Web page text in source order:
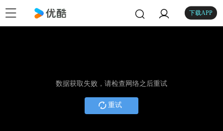
下载APP
数据获取失败，请检查网络之后重试
重试